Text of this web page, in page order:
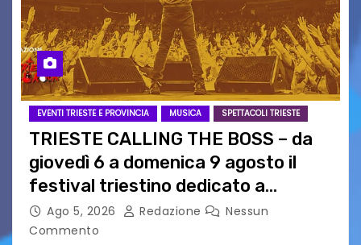
EVENTI TRIESTE E PROVINCIA MUSICA SPETTACOLI TRIESTE
TRIESTE CALLING THE BOSS – da
giovedì 6 a domenica 9 agosto il
festival triestino dedicato a
Springsteen
Ago 5, 2026 Redazione
Nessun
Commento